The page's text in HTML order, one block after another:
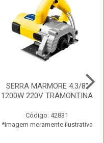
SERRA MARMORE 4.3/8”
1200W 220V TRAMONTINA
Código: 42831
*Imagem meramente ilustrativa